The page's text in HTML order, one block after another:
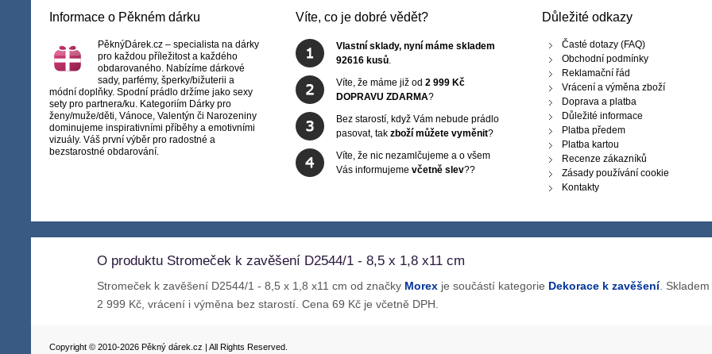
Informace o Pěkném dárku
PěknýDárek.cz – specialista na dárky
pro každou příležitost a každého
obdarovaného. Nabízíme dárkové
sady, parfémy, šperky/bižuterii a
módní doplňky. Spodní prádlo držíme jako sexy
sety pro partnera/ku. Kategoriím Dárky pro
ženy/muže/děti, Vánoce, Valentýn či Narozeniny
dominujeme inspirativními příběhy a emotivními
vizuály. Váš první výběr pro radostné a
bezstarostné obdarování.
Víte, co je dobré vědět?
Vlastní sklady, nyní máme skladem
92616 kusů.
Víte, že máme již od 2 999 Kč
DOPRAVU ZDARMA?
Bez starostí, když Vám nebude prádlo
pasovat, tak zboží můžete vyměnit?
Víte, že nic nezamlčujeme a o všem
Vás informujeme včetně slev??
Důležité odkazy
Časté dotazy (FAQ)
Obchodní podmínky
Reklamační řád
Vrácení a výměna zboží
Doprava a platba
Důležité informace
Platba předem
Platba kartou
Recenze zákazníků
Zásady používání cookie
Kontakty
O produktu Stromeček k zavěšení D2544/1 - 8,5 x 1,8 x11 cm
Stromeček k zavěšení D2544/1 - 8,5 x 1,8 x11 cm od značky Morexje součástí kategorie Dekorace k zavěšení.
2 999 Kč, vrácení i výměna bez starostí. Cena 69 Kč je včetně DPH.
Copyright © 2010-2026 Pěkný dárek.cz | All Rights Reserved.